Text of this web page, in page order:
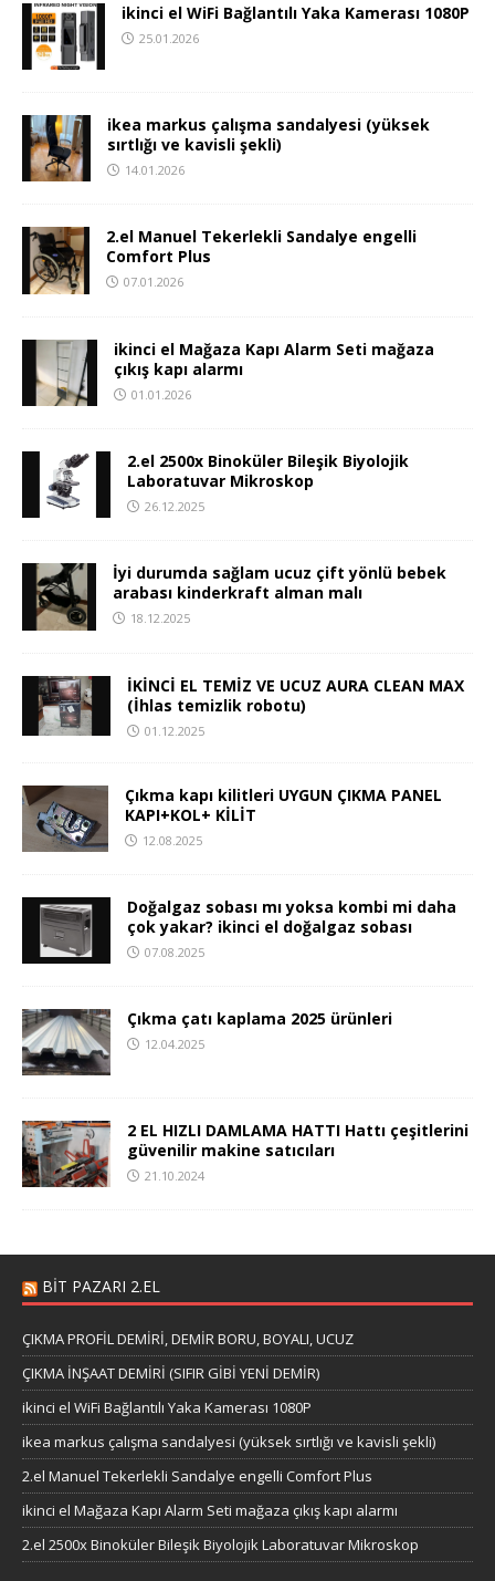
ikinci el WiFi Bağlantılı Yaka Kamerası 1080P
25.01.2026
ikea markus çalışma sandalyesi (yüksek
sırtlığı ve kavisli şekli)
14.01.2026
2.el Manuel Tekerlekli Sandalye engelli
Comfort Plus
07.01.2026
ikinci el Mağaza Kapı Alarm Seti mağaza
çıkış kapı alarmı
01.01.2026
2.el 2500x Binoküler Bileşik Biyolojik
Laboratuvar Mikroskop
26.12.2025
İyi durumda sağlam ucuz çift yönlü bebek
arabası kinderkraft alman malı
18.12.2025
İKİNCİ EL TEMİZ VE UCUZ AURA CLEAN MAX
(İhlas temizlik robotu)
01.12.2025
Çıkma kapı kilitleri UYGUN ÇIKMA PANEL
KAPI+KOL+ KİLİT
12.08.2025
Doğalgaz sobası mı yoksa kombi mi daha
çok yakar? ikinci el doğalgaz sobası
07.08.2025
Çıkma çatı kaplama 2025 ürünleri
12.04.2025
2 EL HIZLI DAMLAMA HATTI Hattı çeşitlerini
güvenilir makine satıcıları
21.10.2024
BIT PAZARI 2.EL
ÇIKMA PROFİL DEMİRİ, DEMİR BORU, BOYALI, UCUZ
ÇIKMA İNŞAAT DEMİRİ (SIFIR GİBİ YENİ DEMİR)
ikinci el WiFi Bağlantılı Yaka Kamerası 1080P
ikea markus çalışma sandalyesi (yüksek sırtlığı ve kavisli şekli)
2.el Manuel Tekerlekli Sandalye engelli Comfort Plus
ikinci el Mağaza Kapı Alarm Seti mağaza çıkış kapı alarmı
2.el 2500x Binoküler Bileşik Biyolojik Laboratuvar Mikroskop